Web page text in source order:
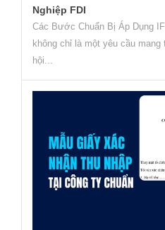
Nghiệp FDI
Các Bước Chuẩn Bị Áp Dụng
không chỉ là một yêu cầu
hội...